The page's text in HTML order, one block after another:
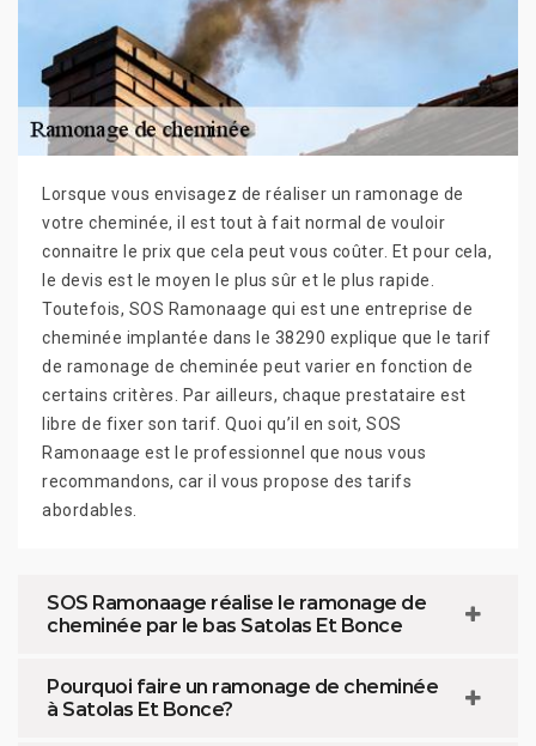
Lorsque vous envisagez de réaliser un ramonage de
votre cheminée, il est tout à fait normal de vouloir
connaitre le prix que cela peut vous coûter. Et pour cela,
le devis est le moyen le plus sûr et le plus rapide.
Toutefois, SOS Ramonaage qui est une entreprise de
cheminée implantée dans le 38290 explique que le tarif
de ramonage de cheminée peut varier en fonction de
certains critères. Par ailleurs, chaque prestataire est
libre de fixer son tarif. Quoi qu’il en soit, SOS
Ramonaage est le professionnel que nous vous
recommandons, car il vous propose des tarifs
abordables.
SOS Ramonaage réalise le ramonage de
cheminée par le bas Satolas Et Bonce
Pourquoi faire un ramonage de cheminée
à Satolas Et Bonce?